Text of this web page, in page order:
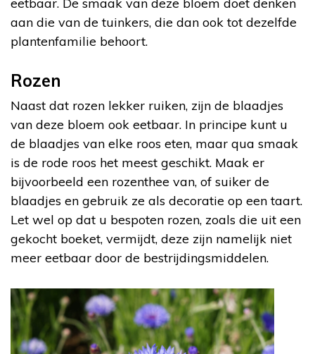
eetbaar. De smaak van deze bloem doet denken
aan die van de tuinkers, die dan ook tot dezelfde
plantenfamilie behoort.
Rozen
Naast dat rozen lekker ruiken, zijn de blaadjes
van deze bloem ook eetbaar. In principe kunt u
de blaadjes van elke roos eten, maar qua smaak
is de rode roos het meest geschikt. Maak er
bijvoorbeeld een rozenthee van, of suiker de
blaadjes en gebruik ze als decoratie op een taart.
Let wel op dat u bespoten rozen, zoals die uit een
gekocht boeket, vermijdt, deze zijn namelijk niet
meer eetbaar door de bestrijdingsmiddelen.